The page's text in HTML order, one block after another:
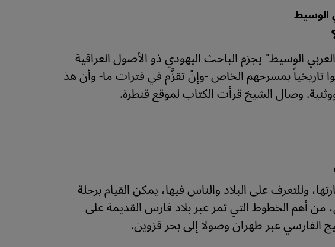
الوسيط
الوسيط" يجزم الباحث اليهودي ذو الأصول العراقية
تاريخياً بمسرحهم الخاص -وإنْ تقزَّم في فترات ما- وأن هذ
وصال الشيخ قرأت الكتاب لموقع قنطرة.
وللتعرف على البلاد والناس فيها، يمكن القيام برحلة
من أهم الخطوط التي تمر عبر بلاد فارس القديمة على
الفارسي عبر طهران وصولا إلى بحر قزوين.